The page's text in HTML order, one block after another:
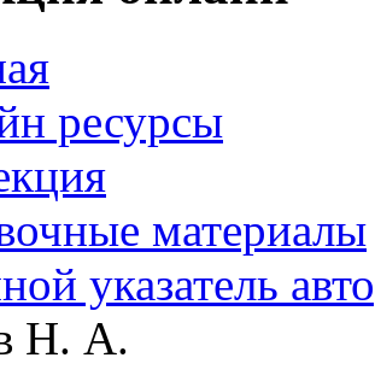
ресурсы
материалы
указатель
Н. А.